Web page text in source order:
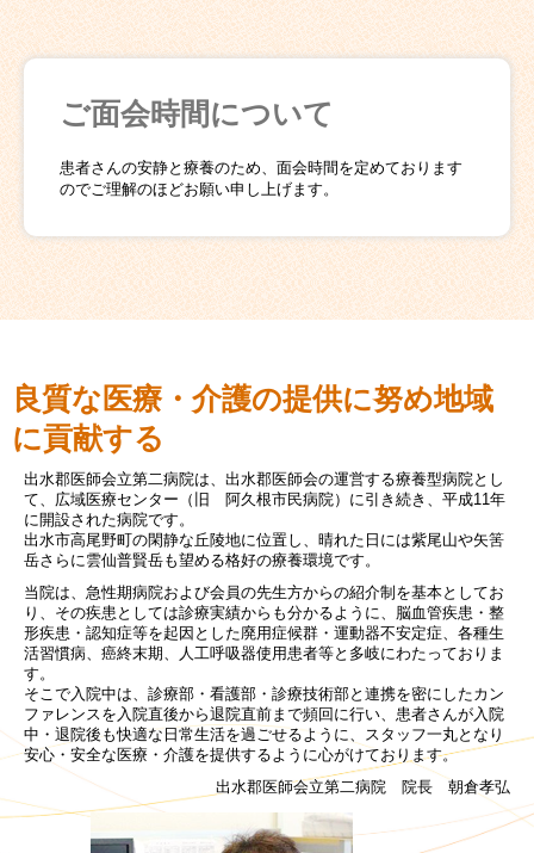
ご面会時間について
患者さんの安静と療養のため、面会時間を定めております
のでご理解のほどお願い申し上げます。
良質な医療・介護の提供に努め地域
に貢献する
出水郡医師会立第二病院は、出水郡医師会の運営する療養型病院とし
て、広域医療センター（旧 阿久根市民病院）に引き続き、平成11年
に開設された病院です。
出水市高尾野町の閑静な丘陵地に位置し、晴れた日には紫尾山や矢筈
岳さらに雲仙普賢岳も望める格好の療養環境です。
当院は、急性期病院および会員の先生方からの紹介制を基本としてお
り、その疾患としては診療実績からも分かるように、脳血管疾患・整
形疾患・認知症等を起因とした廃用症候群・運動器不安定症、各種生
活習慣病、癌終末期、人工呼吸器使用患者等と多岐にわたっておりま
す。
そこで入院中は、診療部・看護部・診療技術部と連携を密にしたカン
ファレンスを入院直後から退院直前まで頻回に行い、患者さんが入院
中・退院後も快適な日常生活を過ごせるように、スタッフ一丸となり
安心・安全な医療・介護を提供するように心がけております。
出水郡医師会立第二病院 院長 朝倉孝弘